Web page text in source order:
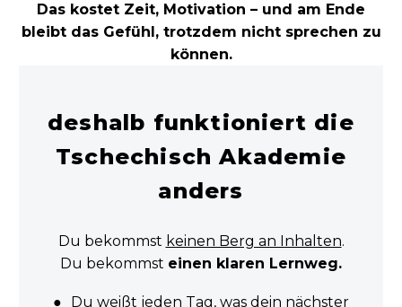
Das kostet Zeit, Motivation – und am Ende
bleibt das Gefühl, trotzdem nicht sprechen zu
können.
deshalb funktioniert die
Tschechisch Akademie
anders
Du bekommst keinen Berg an Inhalten.
Du bekommst einen klaren Lernweg.
● Du weißt jeden Tag, was dein nächster